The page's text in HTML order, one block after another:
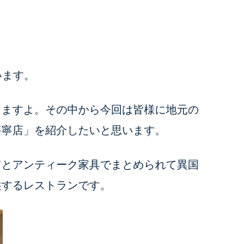
す。
すよ。その中から今回は皆様に地元の
店」を紹介したいと思います。
アンティーク家具でまとめられて異国
レストランです。